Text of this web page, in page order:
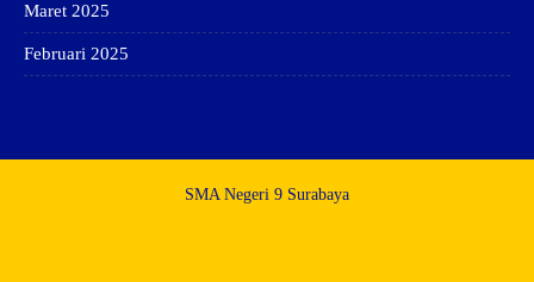
Maret 2025
Februari 2025
SMA Negeri 9 Surabaya